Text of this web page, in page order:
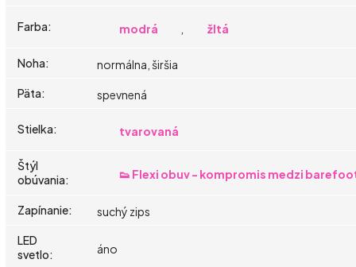
Farba: modrá žltá
Noha:
normálna, širšia
Päta: spevnená
Stielka: tvarovaná
Štýl
obúvania: 👟 Flexi obuv - kompromis medzi
Zapínanie:
suchý zips
LED
svetlo: áno